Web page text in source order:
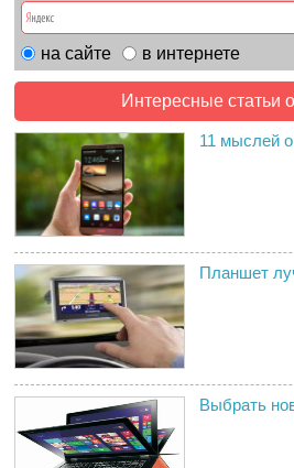
на сайте в интернете
Интересные статьи
11 мыслей
Планшет
Выбрать